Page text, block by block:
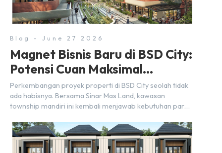
yang sangat mendukung […]
Blog - June 27 2026
Magnet Bisnis Baru di BSD City:
Potensi Cuan Maksimal
Selangkah dari Stasiun
Perkembangan proyek properti di BSD City seolah tidak
ada habisnya. Bersama Sinar Mas Land, kawasan
township mandiri ini kembali menjawab kebutuhan para
lewat kehadiran Wander Alley Walk. Ruko terbaru di BSD
City ini datang dengan keunggulan geografis yang
sangat strategis. Letaknya menempel langsung dengan